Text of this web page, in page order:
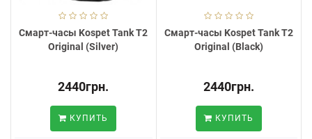
Смарт-часы Kospet Tank T2
Original (Silver)
2440грн.
КУПИТЬ
Смарт-часы Kospet Tank T2
Original (Black)
2440грн.
КУПИТЬ